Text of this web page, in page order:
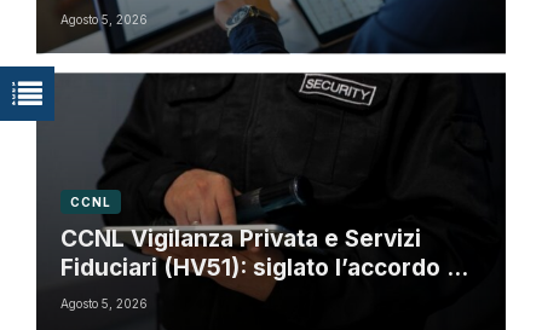
Agosto 5, 2026
CCNL
CCNL Vigilanza Privata e Servizi
Fiduciari (HV51): siglato l’accordo di
rinnovo
Agosto 5, 2026